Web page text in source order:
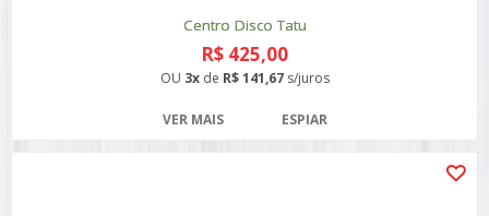
Centro Disco Tatu
R$ 425,00
OU 3xde R$ 141,67s/juros
VER MAIS ESPIAR